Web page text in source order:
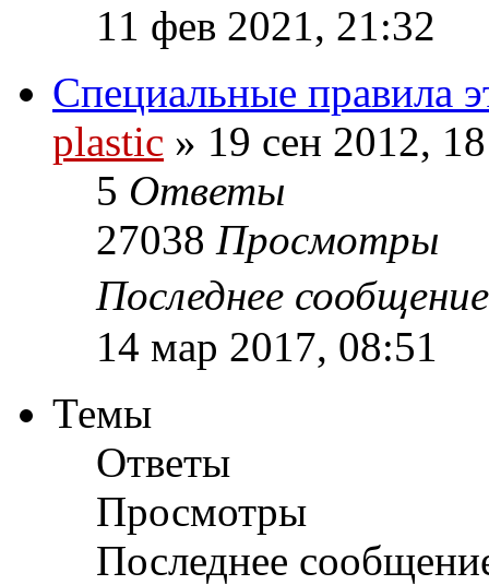
11 фев 2021, 21:32
Специальные правила
plastic » 19 сен 2012,
5 Ответы
27038 Просмотры
Последнее
14 мар 2017, 08:51
Темы
Ответы
Просмотры
Последнее